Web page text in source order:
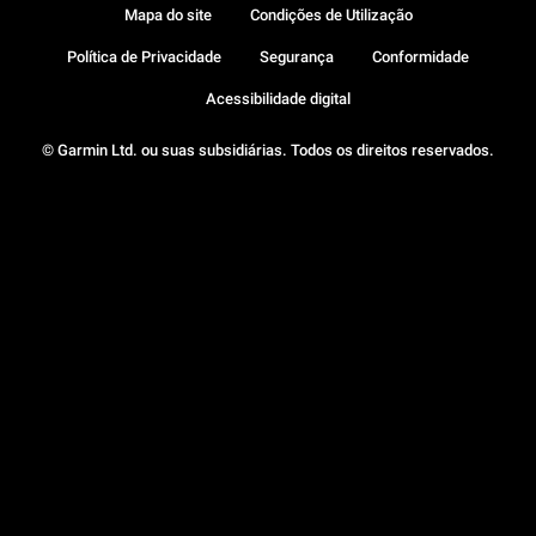
© Garmin Ltd. ou suas subsidiárias. Todos os direitos reservados.
Mapa do site Condições de Utilização
Política de Privacidade Segurança Conformidade
Acessibilidade digital